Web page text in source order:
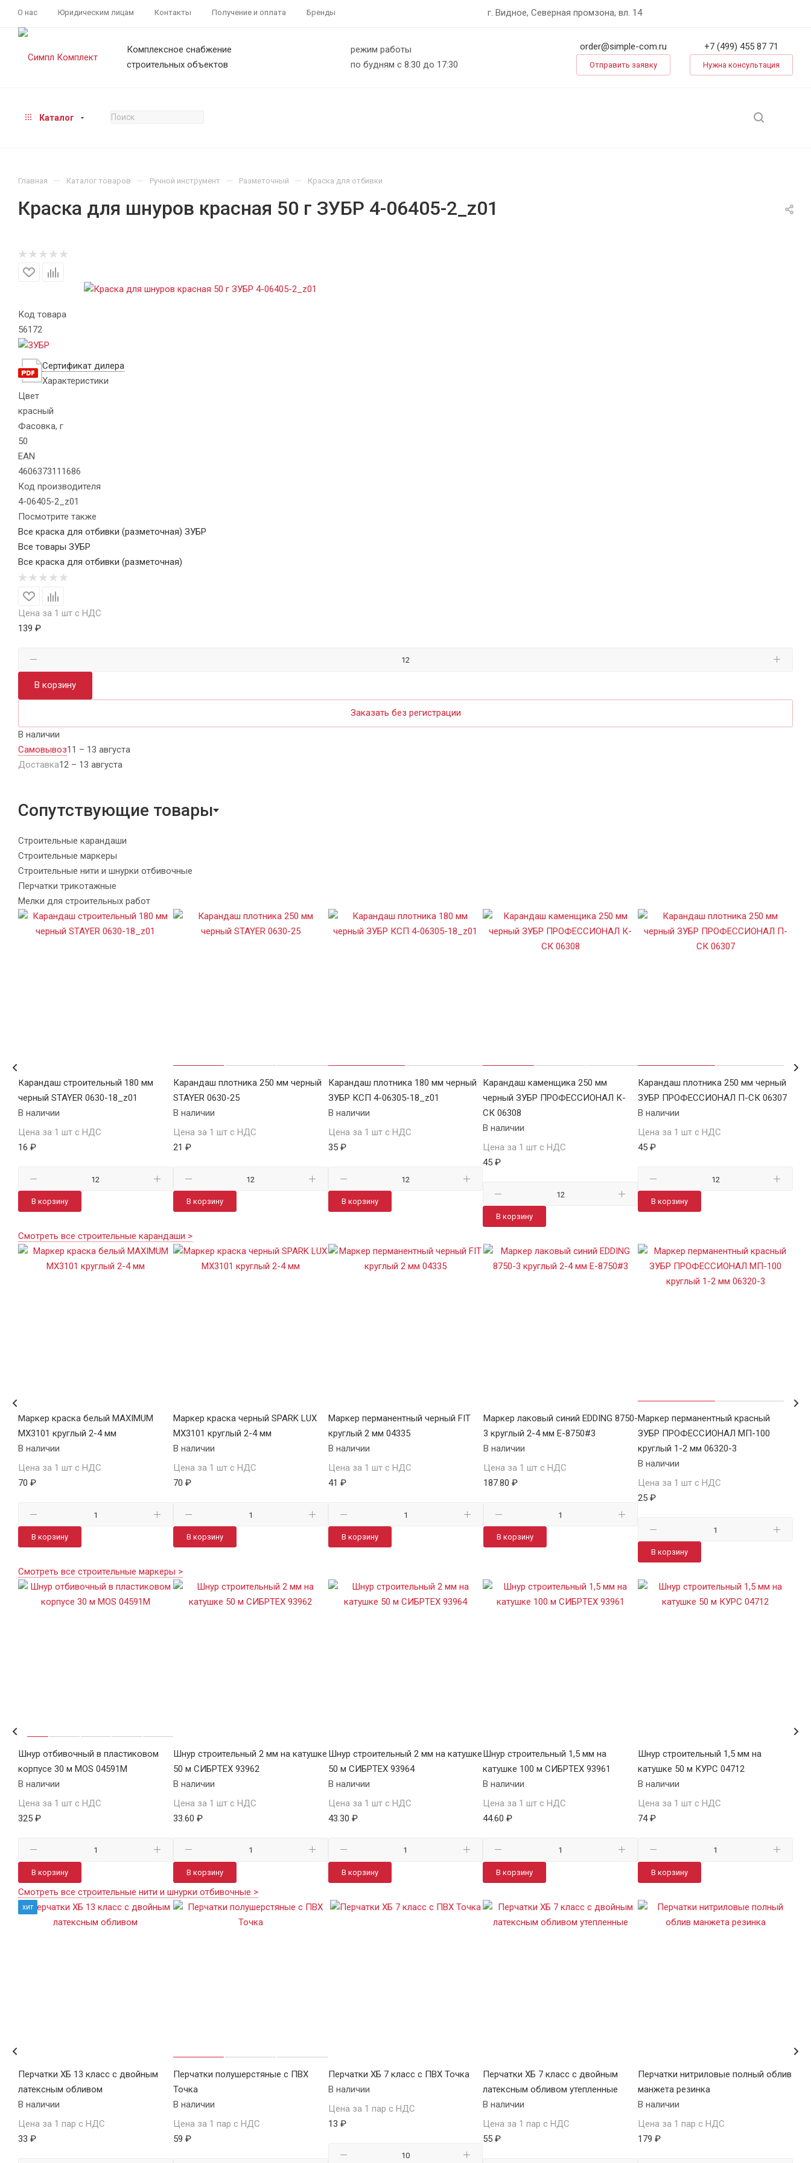
О нас Юридическим лицам Контакты Получение и оплата Бренды г. Видное, Северная промзона, вл. 14
Комплексное снабжение
строительных объектов
режим работы
по будням с 8:30 до 17:30
order@simple-com.ru
Отправить заявку
+7 (499) 455 87 71
Нужна консультация
Каталог
Главная — Каталог товаров — Ручной инструмент — Разметочный — Краска для отбивки
Краска для шнуров красная 50 г ЗУБР 4-06405-2_z01
Код товара
56172
Сертификат дилера
Характеристики
Цвет
красный
Фасовка, г
50
EAN
4606373111686
Код производителя
4-06405-2_z01
Посмотрите также
Все краска для отбивки (разметочная) ЗУБР
Все товары ЗУБР
Все краска для отбивки (разметочная)
Цена за 1 шт с НДС
139 ₽
В корзину
Заказать без регистрации
В наличии
Самовывоз11 – 13 августа
Доставка12 – 13 августа
Сопутствующие товары
Строительные карандаши
Строительные маркеры
Строительные нити и шнурки отбивочные
Перчатки трикотажные
Мелки для строительных работ
Карандаш строительный 180 мм
черный STAYER 0630-18_z01
В наличии
Цена за 1 шт с НДС
16 ₽
В корзину
Карандаш плотника 250 мм черный
STAYER 0630-25
В наличии
Цена за 1 шт с НДС
21 ₽
В корзину
Карандаш плотника 180 мм черный
ЗУБР КСП 4-06305-18_z01
В наличии
Цена за 1 шт с НДС
35 ₽
В корзину
Карандаш каменщика 250 мм
черный ЗУБР ПРОФЕССИОНАЛ К-
СК 06308
В наличии
Цена за 1 шт с НДС
45 ₽
В корзину
Карандаш плотника 250 мм черный
ЗУБР ПРОФЕССИОНАЛ П-СК 06307
В наличии
Цена за 1 шт с НДС
45 ₽
В корзину
Смотреть все строительные карандаши >
Маркер краска белый MAXIMUM
MX3101 круглый 2-4 мм
В наличии
Цена за 1 шт с НДС
70 ₽
В корзину
Маркер краска черный SPARK LUX
MX3101 круглый 2-4 мм
В наличии
Цена за 1 шт с НДС
70 ₽
В корзину
Маркер перманентный черный FIT
круглый 2 мм 04335
В наличии
Цена за 1 шт с НДС
41 ₽
В корзину
Маркер лаковый синий EDDING 8750-
3 круглый 2-4 мм E-8750#3
В наличии
Цена за 1 шт с НДС
187.80 ₽
В корзину
Маркер перманентный красный
ЗУБР ПРОФЕССИОНАЛ МП-100
круглый 1-2 мм 06320-3
В наличии
Цена за 1 шт с НДС
25 ₽
В корзину
Смотреть все строительные маркеры >
Шнур отбивочный в пластиковом
корпусе 30 м MOS 04591М
В наличии
Цена за 1 шт с НДС
325 ₽
В корзину
Шнур строительный 2 мм на катушке
50 м СИБРТЕХ 93962
В наличии
Цена за 1 шт с НДС
33.60 ₽
В корзину
Шнур строительный 2 мм на катушке
50 м СИБРТЕХ 93964
В наличии
Цена за 1 шт с НДС
43.30 ₽
В корзину
Шнур строительный 1,5 мм на
катушке 100 м СИБРТЕХ 93961
В наличии
Цена за 1 шт с НДС
44.60 ₽
В корзину
Шнур строительный 1,5 мм на
катушке 50 м КУРС 04712
В наличии
Цена за 1 шт с НДС
74 ₽
В корзину
Смотреть все строительные нити и шнурки отбивочные >
хит
Перчатки ХБ 13 класс с двойным
латексным обливом
В наличии
Цена за 1 пар с НДС
33 ₽
Перчатки полушерстяные с ПВХ
Точка
В наличии
Цена за 1 пар с НДС
59 ₽
Перчатки ХБ 7 класс с ПВХ Точка
В наличии
Цена за 1 пар с НДС
13 ₽
Перчатки ХБ 7 класс с двойным
латексным обливом утепленные
В наличии
Цена за 1 пар с НДС
55 ₽
Перчатки нитриловые полный облив
манжета резинка
В наличии
Цена за 1 пар с НДС
179 ₽